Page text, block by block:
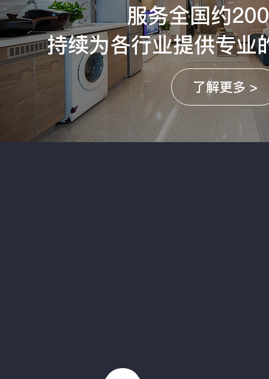
服务全国约
持续为各行业提供专业
了解更多 >